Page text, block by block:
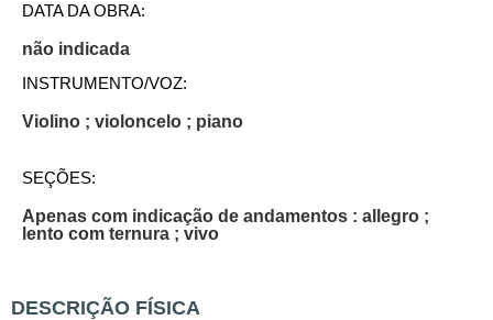
DATA DA OBRA:
não indicada
INSTRUMENTO/VOZ:
Violino ; violoncelo ; piano
SEÇÕES:
Apenas com indicação de andamentos : allegro ;
lento com ternura ; vivo
DESCRIÇÃO FÍSICA